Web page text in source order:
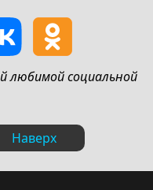
любимой социальной
Наверх